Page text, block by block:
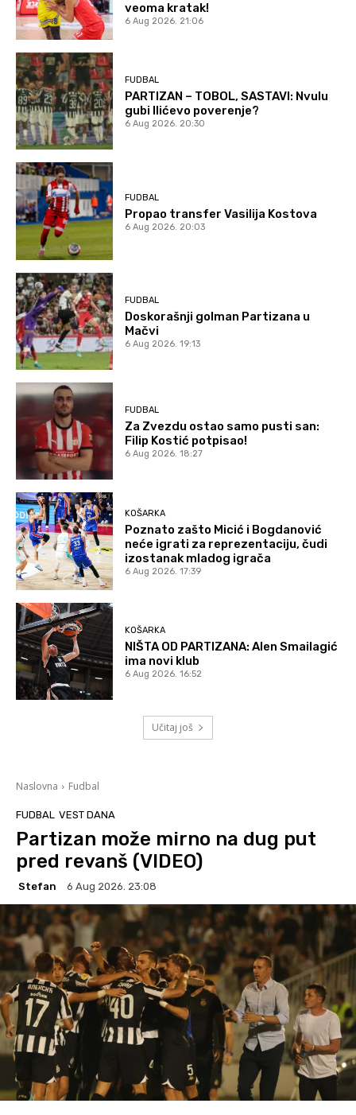
veoma kratak!
6 Aug 2026. 21:06
FUDBAL
PARTIZAN – TOBOL, SASTAVI: Nvulu
gubi Ilićevo poverenje?
6 Aug 2026. 20:30
FUDBAL
Propao transfer Vasilija Kostova
6 Aug 2026. 20:03
FUDBAL
Doskorašnji golman Partizana u
Mačvi
6 Aug 2026. 19:13
FUDBAL
Za Zvezdu ostao samo pusti san:
Filip Kostić potpisao!
6 Aug 2026. 18:27
KOŠARKA
Poznato zašto Micić i Bogdanović
neće igrati za reprezentaciju, čudi
izostanak mladog igrača
6 Aug 2026. 17:39
KOŠARKA
NIŠTA OD PARTIZANA: Alen Smailagić
ima novi klub
6 Aug 2026. 16:52
Učitaj još